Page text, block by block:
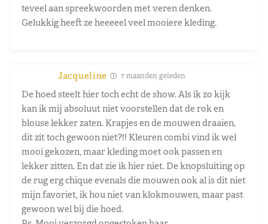
teveel aan spreekwoorden met veren denken.
Gelukkig heeft ze heeeeel veel mooiere kleding.
Jacqueline 7 maanden geleden
De hoed steelt hier toch echt de show. Als ik zo kijk
kan ik mij absoluut niet voorstellen dat de rok en
blouse lekker zaten. Krapjes en de mouwen draaien,
dit zít toch gewoon niet?!! Kleuren combi vind ik wel
mooi gekozen, maar kleding moet ook passen en
lekker zitten. En dat zie ik hier niet. De knopsluiting op
de rug erg chique evenals die mouwen ook al is dit niet
mijn favoriet, ik hou niet van klokmouwen, maar past
gewoon wel bij die hoed.